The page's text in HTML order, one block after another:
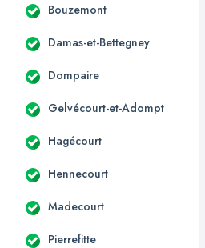
Bouzemont
Damas-et-Bettegney
Dompaire
Gelvécourt-et-Adompt
Hagécourt
Hennecourt
Madecourt
Pierrefitte